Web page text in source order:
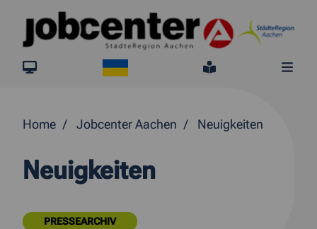
Springe direkt zum Inhalt
jobcenter.digital
Leichte
Home Jobcenter Aachen Neuigkeiten
Neuigkeiten
PRESSEARCHIV